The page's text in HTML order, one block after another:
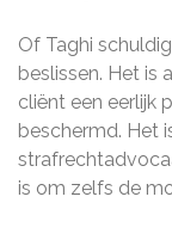
Of Taghi
beslissen. Het is
cliënt een eerlijk
beschermd. Het
is om zelfs de